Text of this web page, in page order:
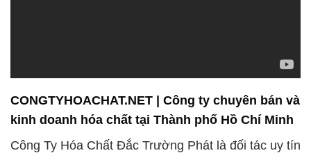
CONGTYHOACHAT.NET | Công ty chuyên bán và
kinh doanh hóa chất tại Thành phố Hồ Chí Minh
Công Ty Hóa Chất Đắc Trường Phát là đối tác uy tín